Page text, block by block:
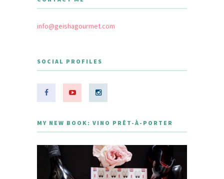
info@geishagourmet.com
SOCIAL PROFILES
MY NEW BOOK: VINO PRÊT-À-PORTER